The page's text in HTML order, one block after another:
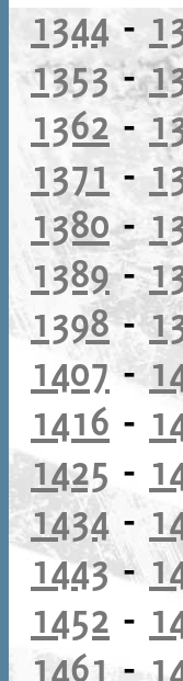
1344 -
1353-
1362 -
1371 -
1380-
1389-
1398-
1407 -
1416 -
1425 -
1434 -
1443-
1452 -
1461 -